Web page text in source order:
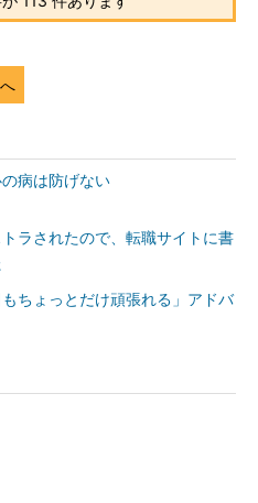
病は防げない
ラされたので、転職サイトに書
ちょっとだけ頑張れる」アドバ